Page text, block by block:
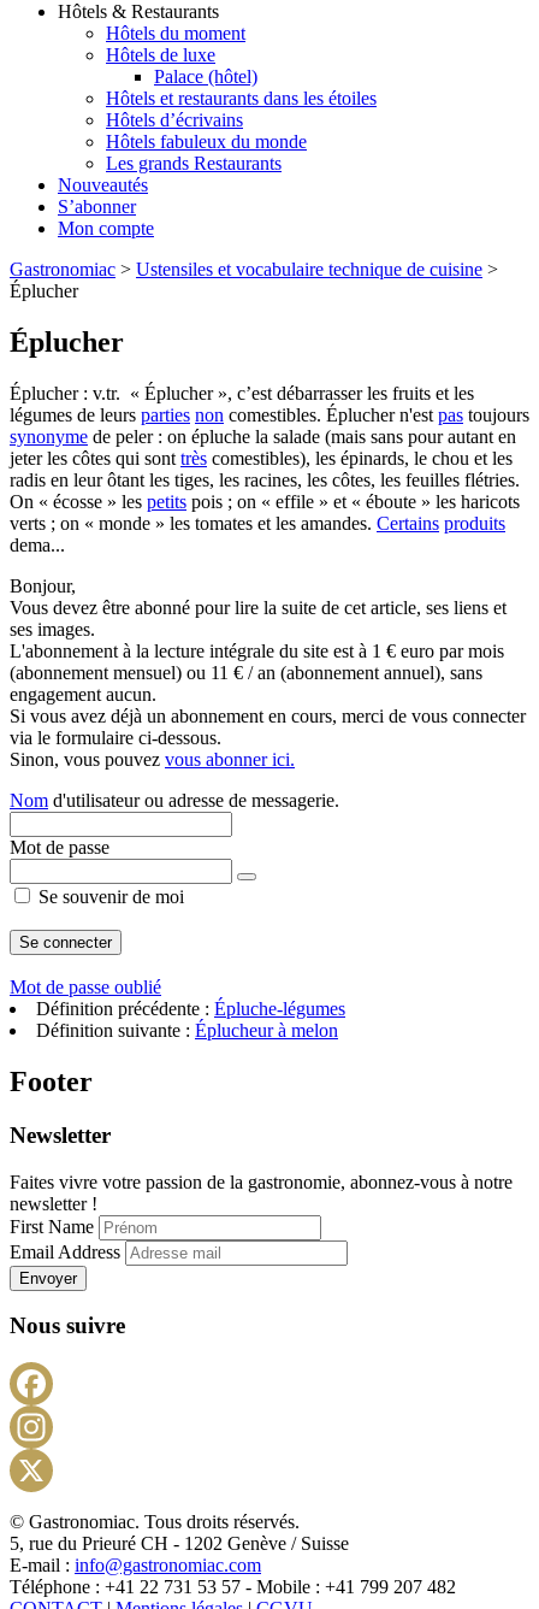
Hôtels & Restaurants
Hôtels du moment
Hôtels de luxe
Palace (hôtel)
Hôtels et restaurants dans les étoiles
Hôtels d’écrivains
Hôtels fabuleux du monde
Les grands Restaurants
Nouveautés
S’abonner
Mon compte
Gastronomiac > Ustensiles et vocabulaire technique de cuisine >
Éplucher
Éplucher
Éplucher : v.tr. « Éplucher », c’est débarrasser les fruits et les
légumes de leurs parties non comestibles. Éplucher n'est pas toujours
synonyme de peler : on épluche la salade (mais sans pour autant en
jeter les côtes qui sont très comestibles), les épinards, le chou et les
radis en leur ôtant les tiges, les racines, les côtes, les feuilles flétries.
On « écosse » les petits pois ; on « effile » et « éboute » les haricots
verts ; on « monde » les tomates et les amandes. Certains produits
dema...
Bonjour,
Vous devez être abonné pour lire la suite de cet article, ses liens et
ses images.
L'abonnement à la lecture intégrale du site est à 1 € euro par mois
(abonnement mensuel) ou 11 € / an (abonnement annuel), sans
engagement aucun.
Si vous avez déjà un abonnement en cours, merci de vous connecter
via le formulaire ci-dessous.
Sinon, vous pouvez vous abonner ici.
Nom d'utilisateur ou adresse de messagerie.
Mot de passe
Se souvenir de moi
Mot de passe oublié
Définition précédente : Épluche-légumes
Définition suivante : Éplucheur à melon
Footer
Newsletter
Faites vivre votre passion de la gastronomie, abonnez-vous à notre
newsletter !
First Name
Email Address
Envoyer
Nous suivre
X
© Gastronomiac. Tous droits réservés.
5, rue du Prieuré CH - 1202 Genève / Suisse
E-mail : info@gastronomiac.com
Téléphone : +41 22 731 53 57 - Mobile : +41 799 207 482